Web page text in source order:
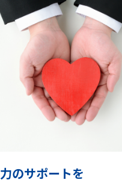
のサポートを